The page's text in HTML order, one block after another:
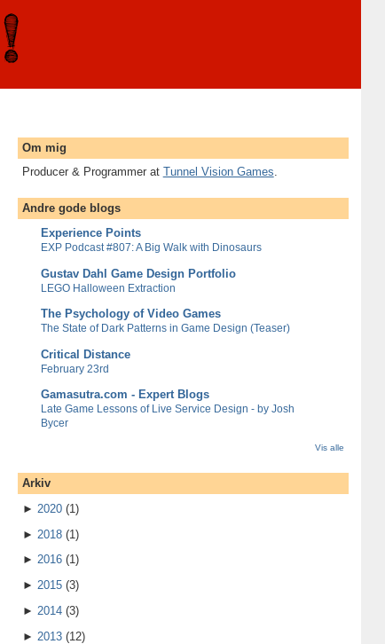
Om mig
Producer & Programmer at Tunnel Vision Games
Andre gode blogs
Experience Points
EXP Podcast #807: A Big Walk with Dinosaurs
Gustav Dahl Game Design Portfolio
LEGO Halloween Extraction
The Psychology of Video Games
The State of Dark Patterns in Game Design (Teaser)
Critical Distance
February 23rd
Gamasutra.com - Expert Blogs
Late Game Lessons of Live Service Design - by Josh
Bycer
Vis alle
Arkiv
► 2020 (1)
► 2018 (1)
► 2016 (1)
► 2015 (3)
► 2014 (3)
► 2013 (12)